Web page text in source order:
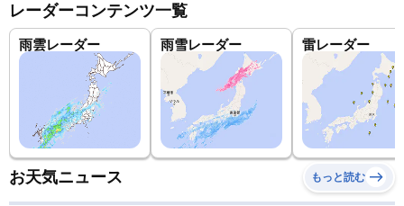
レーダーコンテンツ一覧
雨雲レーダー 雨雪レーダー 雷レーダー
お天気ニュース もっと読む